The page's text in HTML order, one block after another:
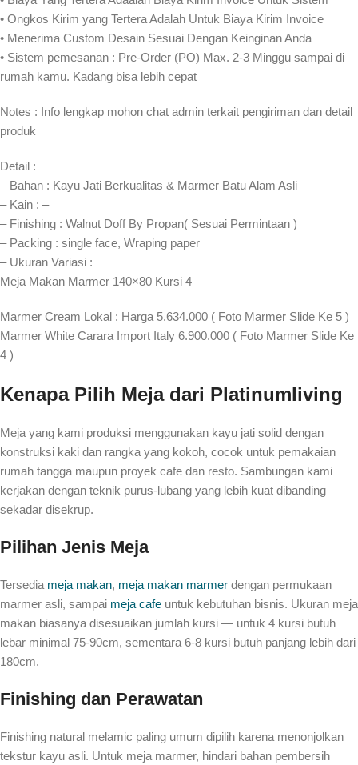
• Ongkos Kirim yang Tertera Adalah Untuk Biaya Kirim Invoice
• Menerima Custom Desain Sesuai Dengan Keinginan Anda
• Sistem pemesanan : Pre-Order (PO) Max. 2-3 Minggu sampai di
rumah kamu. Kadang bisa lebih cepat⁣⁣
Notes : Info lengkap mohon chat admin terkait pengiriman dan detail
produk
Detail :
– Bahan : Kayu Jati Berkualitas & Marmer Batu Alam Asli
– Kain : –
– Finishing : Walnut Doff By Propan( Sesuai Permintaan )
– Packing : single face, Wraping paper
– Ukuran Variasi :
Meja Makan Marmer 140×80 Kursi 4
Marmer Cream Lokal : Harga 5.634.000 ( Foto Marmer Slide Ke 5 )
Marmer White Carara Import Italy 6.900.000 ( Foto Marmer Slide Ke
4 )
Kenapa Pilih Meja dari Platinumliving
Meja yang kami produksi menggunakan kayu jati solid dengan
konstruksi kaki dan rangka yang kokoh, cocok untuk pemakaian
rumah tangga maupun proyek cafe dan resto. Sambungan kami
kerjakan dengan teknik purus-lubang yang lebih kuat dibanding
sekadar disekrup.
Pilihan Jenis Meja
Tersedia meja makan, meja makan marmer dengan permukaan
marmer asli, sampai meja cafe untuk kebutuhan bisnis. Ukuran meja
makan biasanya disesuaikan jumlah kursi — untuk 4 kursi butuh
lebar minimal 75-90cm, sementara 6-8 kursi butuh panjang lebih dari
180cm.
Finishing dan Perawatan
Finishing natural melamic paling umum dipilih karena menonjolkan
tekstur kayu asli. Untuk meja marmer, hindari bahan pembersih